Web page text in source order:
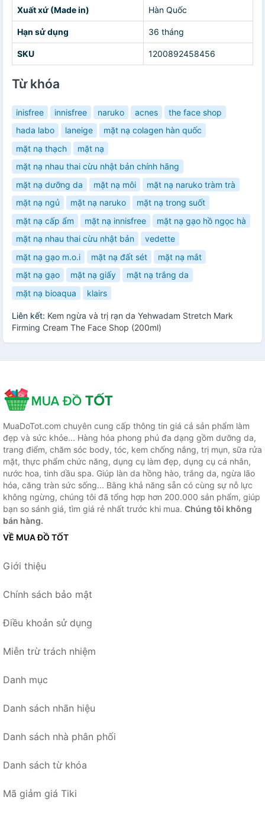
Xuất xứ (Made in) Hàn Quốc
Hạn sử dụng 36 tháng
SKU 1200892458456
Từ khóa
inisfree innisfree naruko acnes
the face shop
hada labo
laneige
mặt nạ colagen hàn quốc
mặt nạ thạch
mặt nạ
mặt nạ nhau thai cừu nhật bản chính hãng
mặt nạ dưỡng da
mặt nạ môi
mặt nạ naruko tràm trà
mặt nạ ngủ
mặt nạ naruko
mặt nạ trong suốt
mặt nạ cấp ẩm
mặt nạ innisfree
mặt nạ gạo hồ ngọc hà
mặt nạ nhau thai cừu nhật bản
vedette
mặt nạ gạo m.o.i
mặt nạ đất sét
mặt nạ mắt
mặt nạ gạo
mặt nạ giấy
mặt nạ trắng da
mặt nạ bioaqua
klairs
Liên kết: Kem ngừa và trị rạn da Yehwadam Stretch Mark
Firming Cream The Face Shop (200ml)
MuaDoTot.com chuyên cung cấp thông tin giá cả sản phẩm làm
đẹp và sức khỏe... Hàng hóa phong phú đa dạng gồm dưỡng da,
trang điểm, chăm sóc body, tóc, kem chống nắng, trị mụn, sữa rửa
mặt, thực phẩm chức năng, dụng cụ làm đẹp, dụng cụ cá nhân,
nước hoa, tinh dầu spa. Giúp làn da hồng hào, trắng da, ngừa lão
hóa, căng tràn sức sống... Bằng khả năng sẵn có cùng sự nỗ lực
không ngừng, chúng tôi đã tổng hợp hơn 200.000 sản phẩm, giúp
bạn so sánh giá, tìm giá rẻ nhất trước khi mua. Chúng tôi không
bán hàng.
VỀ MUA ĐỒ TỐT
Giới thiệu
Chính sách bảo mật
Điều khoản sử dụng
Miễn trừ trách nhiệm
Danh mục
Danh sách nhãn hiệu
Danh sách nhà phân phối
Danh sách từ khóa
Mã giảm giá Tiki